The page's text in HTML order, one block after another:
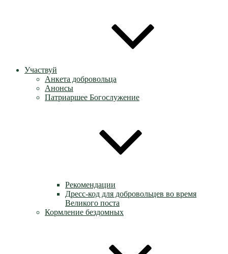
Участвуй
Анкета добровольца
Анонсы
Патриаршее Богослужение
Рекомендации
Дресс-код для добровольцев во время
Великого поста
Кормление бездомных